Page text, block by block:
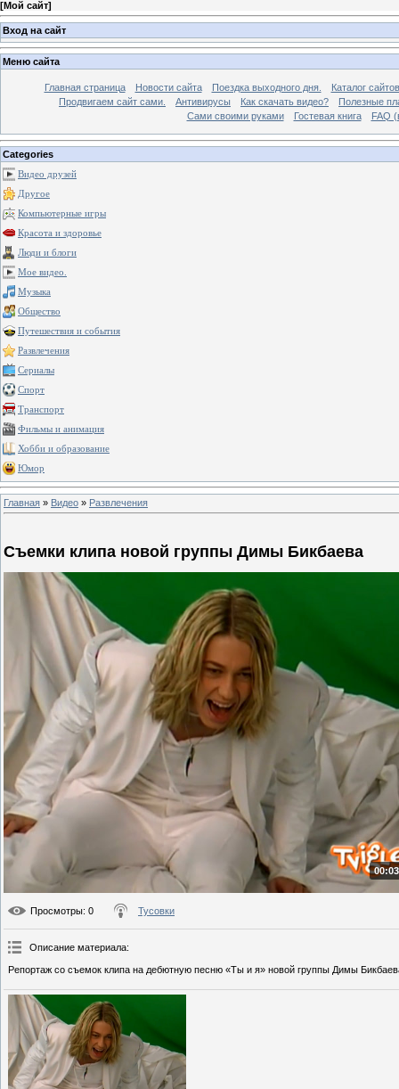
[Мой сайт]
Вход на сайт
Меню сайта
Главная страница Новости сайта Поездка выходного дня.
Каталог сайтов
Продвигаем сайт сами.
Антивирусы Как скачать видео?
Полезные
Сами своими руками
Гостевая книга FAQ
Categories
Видео друзей
Другое
Компьютерные игры
Красота и здоровье
Люди и блоги
Мое видео.
Музыка
Общество
Путешествия и события
Развлечения
Сериалы
Спорт
Транспорт
Фильмы и анимация
Хобби и образование
Юмор
Главная » Видео » Развлечения
Съемки клипа новой группы Димы Бикбаева
Просмотры: 0 Тусовки
Описание материала:
Репортаж со съемок клипа на дебютную песню «Ты и я» новой группы Димы